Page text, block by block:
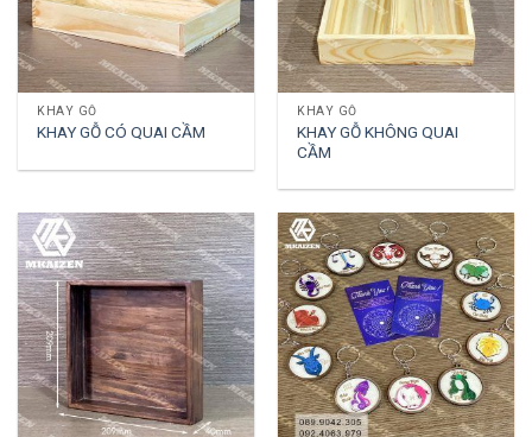
KHAY GỖ
KHAY GỖ CÓ QUAI CẦM
KHAY GỖ
KHAY GỖ KHÔNG QUAI
CẦM